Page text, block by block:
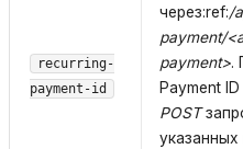
recurring-
payment-id
через:ref:/
payment/
payment>.
Payment
POST